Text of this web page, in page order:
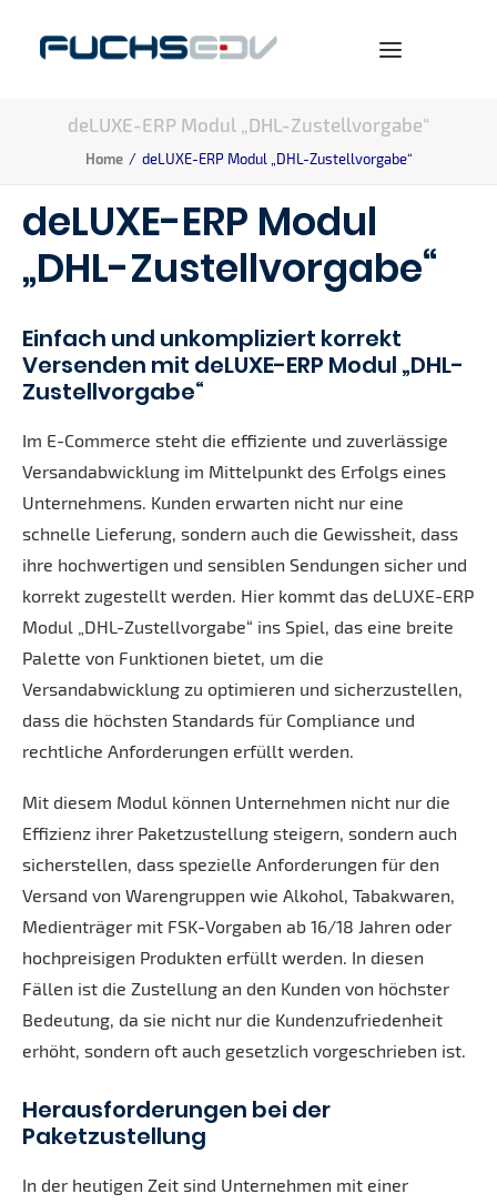
WARENWIRTSCHAFT
BERATUNG
NEWS
KARRIERE
SEARCH
deLUXE-ERP Modul „DHL-Zustellvorgabe“
Home deLUXE-ERP Modul „DHL-Zustellvorgabe“
deLUXE-ERP Modul
„DHL-Zustellvorgabe“
Einfach und unkompliziert korrekt
Versenden mit deLUXE-ERP Modul „DHL-
Zustellvorgabe“
Im E-Commerce steht die effiziente und zuverlässige
Versandabwicklung im Mittelpunkt des Erfolgs eines
Unternehmens. Kunden erwarten nicht nur eine
schnelle Lieferung, sondern auch die Gewissheit, dass
ihre hochwertigen und sensiblen Sendungen sicher und
korrekt zugestellt werden. Hier kommt das deLUXE-ERP
Modul „DHL-Zustellvorgabe“ ins Spiel, das eine breite
Palette von Funktionen bietet, um die
Versandabwicklung zu optimieren und sicherzustellen,
dass die höchsten Standards für Compliance und
rechtliche Anforderungen erfüllt werden.
Mit diesem Modul können Unternehmen nicht nur die
Effizienz ihrer Paketzustellung steigern, sondern auch
sicherstellen, dass spezielle Anforderungen für den
Versand von Warengruppen wie Alkohol, Tabakwaren,
Medienträger mit FSK-Vorgaben ab 16/18 Jahren oder
hochpreisigen Produkten erfüllt werden. In diesen
Fällen ist die Zustellung an den Kunden von höchster
Bedeutung, da sie nicht nur die Kundenzufriedenheit
erhöht, sondern oft auch gesetzlich vorgeschrieben ist.
Herausforderungen bei der
Paketzustellung
In der heutigen Zeit sind Unternehmen mit einer